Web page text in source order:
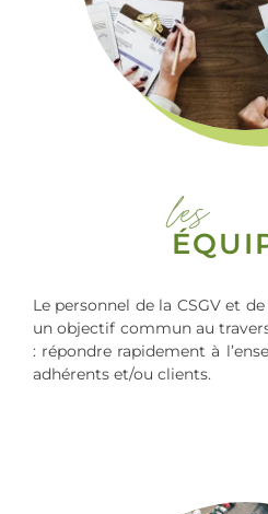
les
Le personnel de la CSGV et
un objectif commun au
: répondre rapidement à
adhérents et/ou clients.